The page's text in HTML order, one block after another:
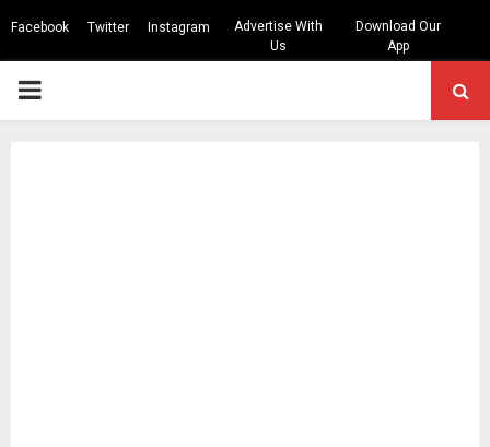
Facebook Twitter Instagram
Advertise With
Us
Download Our
App
PRIMARY